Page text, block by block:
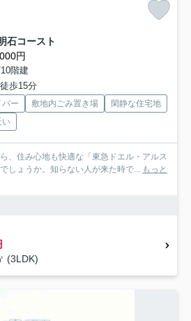
石コースト
円
階建
歩15分
ー 敷地内ごみ置き場
閑静な住宅地
い
、住み心地も快適な「東急ドエル・アルス
しょうか。知らない人が来た時で... もっと
(3LDK)